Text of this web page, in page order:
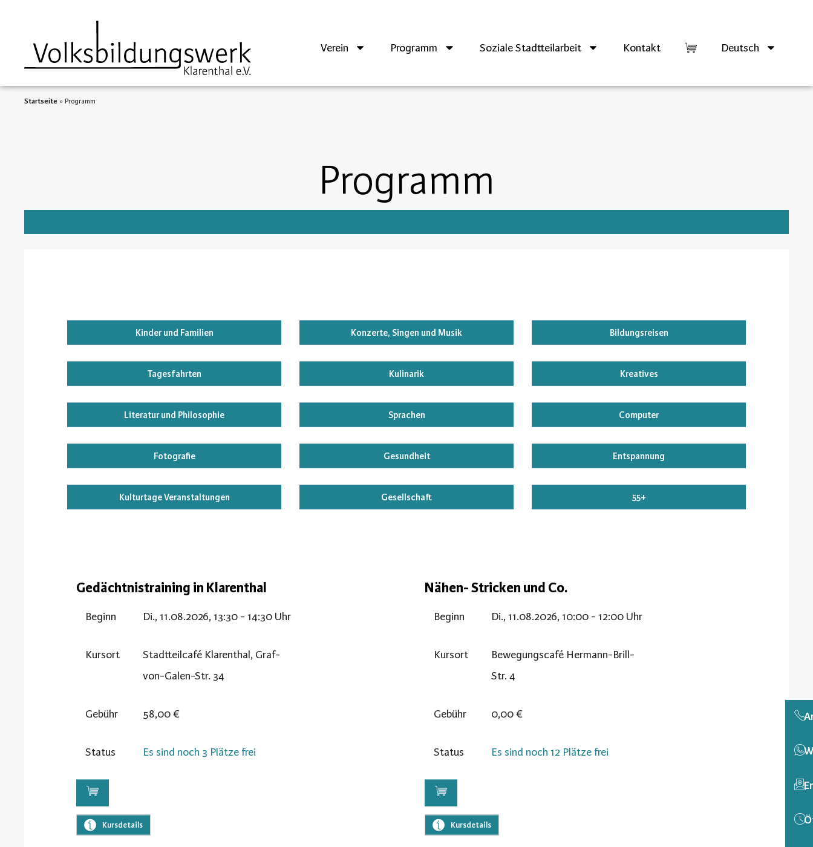
Verein Programm Soziale Stadtteilarbeit Kontakt Deutsch
Startseite » Programm
Programm
Kinder und Familien Konzerte, Singen und Musik Bildungsreisen
Tagesfahrten Kulinarik Kreatives
Literatur und Philosophie Sprachen Computer
Fotografie Gesundheit Entspannung
Kulturtage Veranstaltungen Gesellschaft 55+
Gedächtnistraining in Klarenthal
Beginn Di., 11.08.2026, 13:30 - 14:30 Uhr
Kursort
Stadtteilcafé Klarenthal, Graf-
von-Galen-Str. 34
Gebühr 58,00 €
Status Es sind noch 3 Plätze frei
Kursdetails
Nähen- Stricken und Co.
Beginn Di., 11.08.2026, 10:00 - 12:00 Uhr
Kursort
Bewegungscafé Hermann-Brill-
Str. 4
Gebühr 0,00 €
Status Es sind noch 12 Plätze frei
Kursdetails